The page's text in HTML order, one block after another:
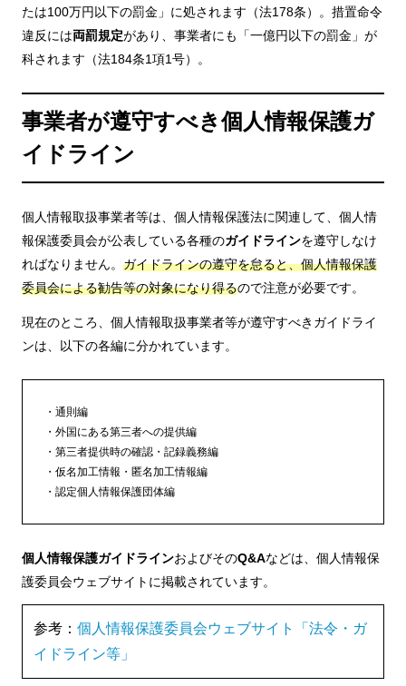
たは100万円以下の罰金」に処されます（法178条）。措置命令
違反には両罰規定があり、事業者にも「一億円以下の罰金」が
科されます（法184条1項1号）。
事業者が遵守すべき個人情報保護ガ
イドライン
個人情報取扱事業者等は、個人情報保護法に関連して、個人情
報保護委員会が公表している各種のガイドラインを遵守しなけ
ればなりません。 ガイドラインの遵守を怠ると、個人情報保護
委員会による勧告等の対象になり得るので注意が必要です。
現在のところ、個人情報取扱事業者等が遵守すべきガイドライ
ンは、以下の各編に分かれています。
通則編
外国にある第三者への提供編
第三者提供時の確認・記録義務編
仮名加工情報・匿名加工情報編
認定個人情報保護団体編
個人情報保護ガイドラインおよびそのQ&Aなどは、個人情報保
護委員会ウェブサイトに掲載されています。
参考： 個人情報保護委員会ウェブサイト「法令・ガ
イドライン等」